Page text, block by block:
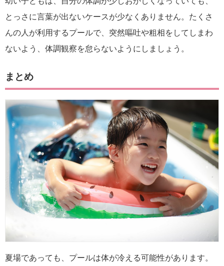
とっさに言葉が出ないケースが少なくありません。たくさ
んの人が利用するプールで、突然嘔吐や粗相をしてしまわ
ないよう、体調観察を怠らないようにしましょう。
まとめ
夏場であっても、プールは体が冷える可能性があります。